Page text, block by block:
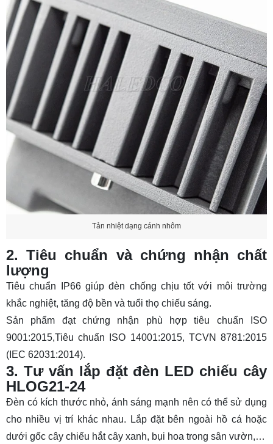
Tản nhiệt dạng cánh nhôm
2. Tiêu chuẩn và chứng nhận chất
lượng
Tiêu chuẩn IP66 giúp đèn chống chịu tốt với môi trường
khắc nghiệt, tăng độ bền và tuổi thọ chiếu sáng.
Sản phẩm đạt chứng nhận phù hợp tiêu chuẩn ISO
9001:2015,Tiêu chuẩn ISO 14001:2015, TCVN 8781:2015
(IEC 62031:2014).
3. Tư vấn lắp đặt đèn LED chiếu cây
HLOG21-24
Đèn có kích thước nhỏ, ánh sáng mạnh nên có thể sử dụng
cho nhiều vị trí khác nhau. Lắp đặt bên ngoài hồ cá hoặc
dưới gốc cây chiếu hắt cây xanh, bụi hoa trong sân vườn,…